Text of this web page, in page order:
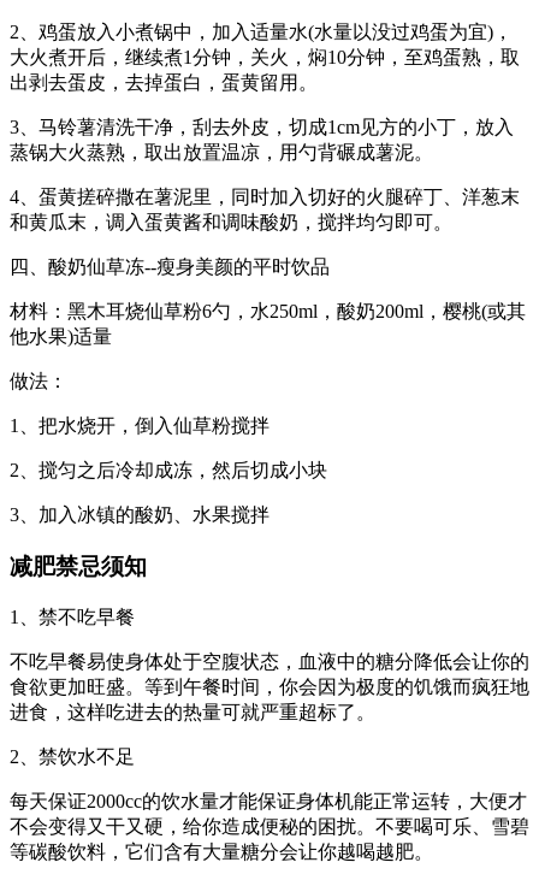
2、鸡蛋放入小煮锅中，加入适量水(水量以没过鸡蛋为宜)，
大火煮开后，继续煮1分钟，关火，焖10分钟，至鸡蛋熟，取
出剥去蛋皮，去掉蛋白，蛋黄留用。
3、马铃薯清洗干净，刮去外皮，切成1cm见方的小丁，放入
蒸锅大火蒸熟，取出放置温凉，用勺背碾成薯泥。
4、蛋黄搓碎撒在薯泥里，同时加入切好的火腿碎丁、洋葱末
和黄瓜末，调入蛋黄酱和调味酸奶，搅拌均匀即可。
四、酸奶仙草冻--瘦身美颜的平时饮品
材料：黑木耳烧仙草粉6勺，水250ml，酸奶200ml，樱桃(或其
他水果)适量
做法：
1、把水烧开，倒入仙草粉搅拌
2、搅匀之后冷却成冻，然后切成小块
3、加入冰镇的酸奶、水果搅拌
减肥禁忌须知
1、禁不吃早餐
不吃早餐易使身体处于空腹状态，血液中的糖分降低会让你的
食欲更加旺盛。等到午餐时间，你会因为极度的饥饿而疯狂地
进食，这样吃进去的热量可就严重超标了。
2、禁饮水不足
每天保证2000cc的饮水量才能保证身体机能正常运转，大便才
不会变得又干又硬，给你造成便秘的困扰。不要喝可乐、雪碧
等碳酸饮料，它们含有大量糖分会让你越喝越肥。